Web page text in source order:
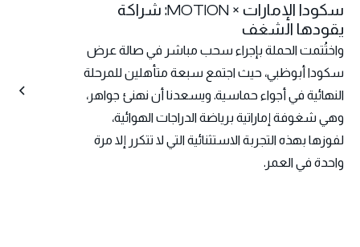
سكودا الإمارات × MOTION: شراكة
يقودها الشغف
واختُتمت الحملة بإجراء سحب مباشر في صالة عرض
سكودا أبوظبي، حيث اجتمع سبعة متأهلين للمرحلة
النهائية في أجواء حماسية. ويسعدنا أن نهنئ جواهر،
وهي شغوفة إماراتية برياضة الدراجات الهوائية،
لفوزها بهذه التجربة الاستثنائية التي لا تتكرر إلا مرة
واحدة في العمر.